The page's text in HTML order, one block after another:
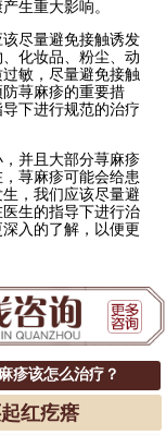
生重大影响。
尽量避免接触诱发
化妆品、粉尘、动
敏，尽量避免接触
荨麻疹的重要措
下进行规范的治疗
并且大部分荨麻疹
荨麻疹可能会给患
，我们应该尽量避
生的指导下进行治
入的了解，以便更
疹该怎么治疗？
红疙瘩